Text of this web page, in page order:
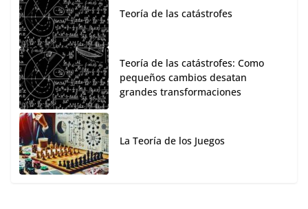
Teoría de las catástrofes
Teoría de las catástrofes: Como
pequeños cambios desatan
grandes transformaciones
La Teoría de los Juegos